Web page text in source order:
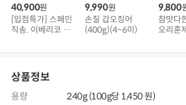
40,900원
[입점특가] 스페인
직송. 이베리코 삼
9,990원
손질 갑오징어
(400g)(4~6미)
9,800
참맛다
오리훈
상품정보
용량
240g (100g당 1,450 원)